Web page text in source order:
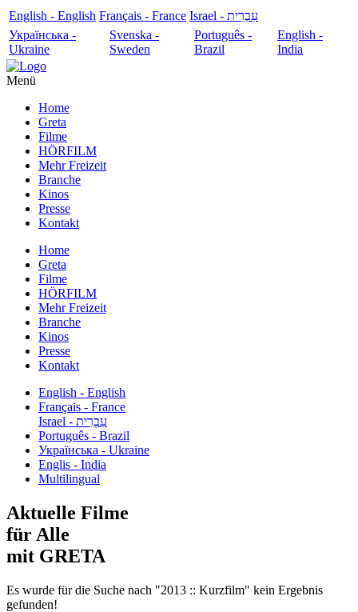
English - English Français - France
עִבְרִית - Israel
Українська -
Ukraine
Svenska -
Sweden
Português -
Brazil
English -
India
Menü
Home
Greta
Filme
HÖRFILM
Mehr Freizeit
Branche
Kinos
Presse
Kontakt
Home
Greta
Filme
HÖRFILM
Mehr Freizeit
Branche
Kinos
Presse
Kontakt
English - English
Français - France
עִבְרִית - Israel
Português - Brazil
Українська - Ukraine
Englis - India
Multilingual
Aktuelle Filme
für Alle
mit GRETA
Es wurde für die Suche nach "2013 :: Kurzfilm" kein Ergebnis
gefunden!